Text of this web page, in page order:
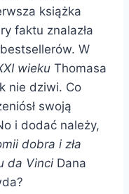
książka
faktu znalazła
W
wieku Thomasa
nie dziwi. Co
swoją
i dodać należy,
dobra i zła
da Vinci Dana